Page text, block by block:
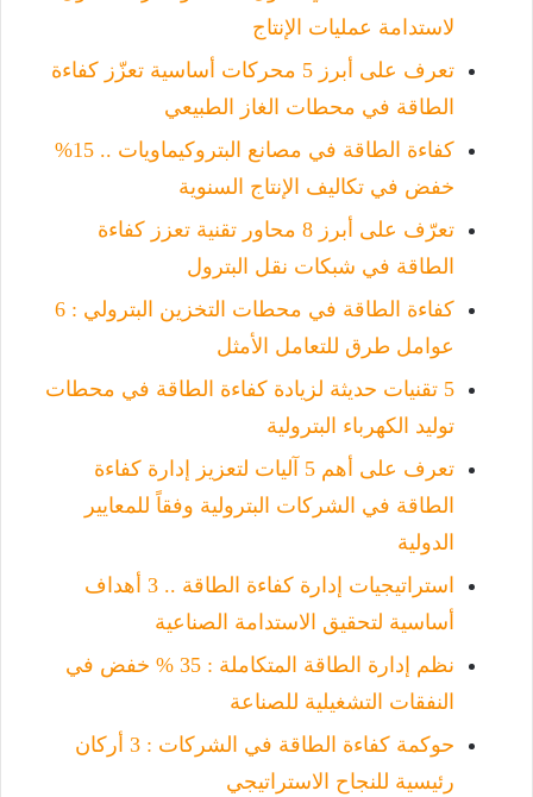
لاستدامة عمليات الإنتاج
تعرف على أبرز 5 محركات أساسية تعزّز كفاءة
الطاقة في محطات الغاز الطبيعي
كفاءة الطاقة في مصانع البتروكيماويات .. 15%
خفض في تكاليف الإنتاج السنوية
تعرّف على أبرز 8 محاور تقنية تعزز كفاءة
الطاقة في شبكات نقل البترول
كفاءة الطاقة في محطات التخزين البترولي : 6
عوامل طرق للتعامل الأمثل
5 تقنيات حديثة لزيادة كفاءة الطاقة في محطات
توليد الكهرباء البترولية
تعرف على أهم 5 آليات لتعزيز إدارة كفاءة
الطاقة في الشركات البترولية وفقاً للمعايير
الدولية
استراتيجيات إدارة كفاءة الطاقة .. 3 أهداف
أساسية لتحقيق الاستدامة الصناعية
نظم إدارة الطاقة المتكاملة : 35 % خفض في
النفقات التشغيلية للصناعة
حوكمة كفاءة الطاقة في الشركات : 3 أركان
رئيسية للنجاح الاستراتيجي